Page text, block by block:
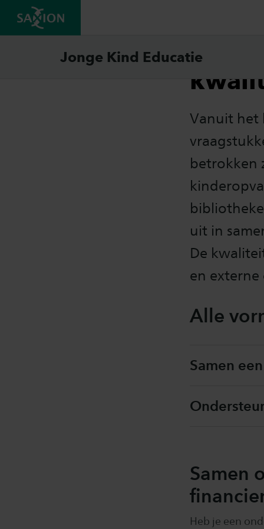
Jonge Kind Educatie
Vanuit het
betrokken
uit in
De
en externe
Alle
Samen
Samen
Heb je een